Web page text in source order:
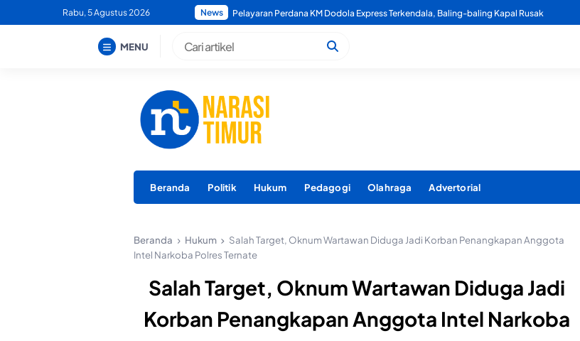
to
Rabu, 5 Agustus 2026 News Polda Maluku Utara Musnahkan Ribuan Liter Miras Hasil Operasi Penindakan Triwulan 2
MENU
Beranda Politik Hukum Pedagogi Olahraga Advertorial
Beranda Hukum
Salah Target, Oknum Wartawan Diduga Jadi Korban Penangkapan Anggota
Intel Narkoba Polres Ternate
Salah Target, Oknum Wartawan Diduga Jadi
Korban Penangkapan Anggota Intel Narkoba